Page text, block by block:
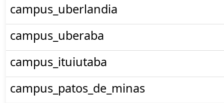
campus_uberlandia
campus_uberaba
campus_ituiutaba
campus_patos_de_minas